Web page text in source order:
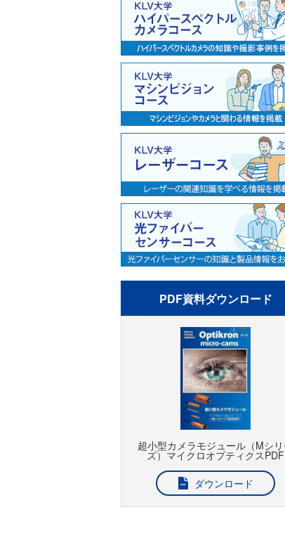
PDF資料ダウンロード
超小型カメラモジュール（Mシ
ズ）マイクロオプティクスPDF
ダウンロード